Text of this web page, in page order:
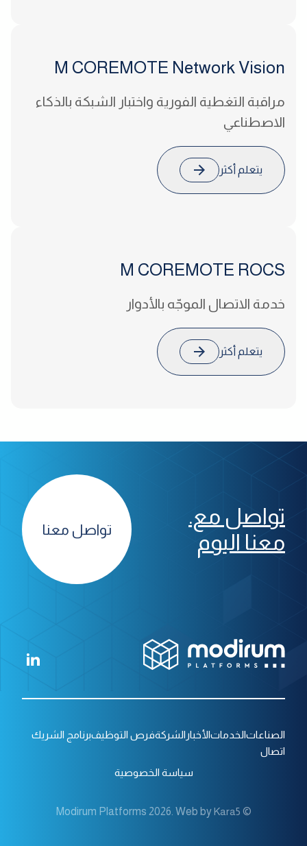
M COREMOTE Network Vision
مراقبة التغطية الفورية واختبار الشبكة بالذكاء
الاصطناعي
يتعلم أكثر
M COREMOTE ROCS
خدمة الاتصال الموجّه بالأدوار
يتعلم أكثر
تواصل مع.
معنا اليوم
تواصل معنا
سياسة الخصوصية
الصناعاتالخدماتالأخبار الشركةفرص التوظيفبرنامج الشريك
اتصال
© Modirum Platforms 2026. Web by
Kara5
M COREMOTE